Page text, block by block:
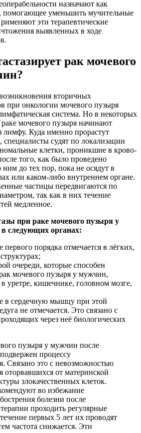
назначают как
помогающее уменьшить мучительные
эти терапевтические
выявленных в ходе
рак мочевого
вторичных
при онкологии мочевого пузыря
система. Но в некоторых
мочевого пузыря начинают
лимфу. Куда именно прорастут
специалисты судят по локализации
клетки, проникшие в крово-
того, как было проведено
до тех пор, пока не осядут в
или каком-либо внутреннем органе.
частицы передвигаются по
так как в них течение
медленное.
при раке мочевого пузыря у
следующих органах:
первого порядка отмечается в лёгких,
очереди, которые способен
мочевого пузыря у мужчин,
уретре, кишечнике, головном мозге,
в сердечную мышцу при этой
не отмечается. Это связано с
через неё биологических
пузыря у мужчин после
процессу
Связано это с невозможностью
оторвавшихся от материнской
злокачественных клеток.
во избежание
болезни после
проходить регулярные
первых 5 лет их проводят
частота снижается. Эти